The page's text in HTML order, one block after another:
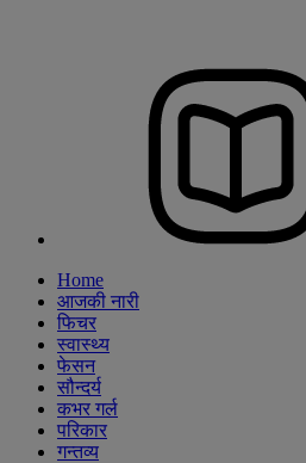
Home
आजकी नारी
फिचर
स्वास्थ्य
फेसन
सौन्दर्य
कभर गर्ल
परिकार
गन्तव्य